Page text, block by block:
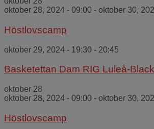
oktober 28, 2024 - 09:00 - oktober 30,
Höstlovscamp
oktober 29, 2024 - 19:30 - 20:45
Basketettan Dam RIG Luleå-
oktober 28
oktober 28, 2024 - 09:00 - oktober 30,
Höstlovscamp